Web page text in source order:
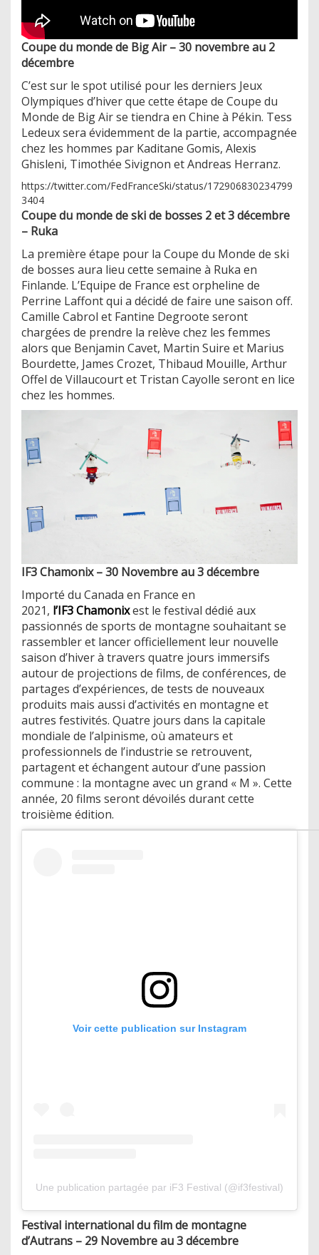
Coupe du monde de Big Air – 30 novembre au 2
décembre
C’est sur le spot utilisé pour les derniers Jeux
Olympiques d’hiver que cette étape de Coupe du
Monde de Big Air se tiendra en Chine à Pékin. Tess
Ledeux sera évidemment de la partie, accompagnée
chez les hommes par Kaditane Gomis, Alexis
Ghisleni, Timothée Sivignon et Andreas Herranz.
https://twitter.com/FedFranceSki/status/172906830234799
3404
Coupe du monde de ski de bosses 2 et 3 décembre
– Ruka
La première étape pour la Coupe du Monde de ski
de bosses aura lieu cette semaine à Ruka en
Finlande. L’Equipe de France est orpheline de
Perrine Laffont qui a décidé de faire une saison off.
Camille Cabrol et Fantine Degroote seront
chargées de prendre la relève chez les femmes
alors que Benjamin Cavet, Martin Suire et Marius
Bourdette, James Crozet, Thibaud Mouille, Arthur
Offel de Villaucourt et Tristan Cayolle seront en lice
chez les hommes.
IF3 Chamonix – 30 Novembre au 3 décembre
Importé du Canada en France en
2021, l’IF3 Chamonixest le festival dédié aux
passionnés de sports de montagne souhaitant se
rassembler et lancer officiellement leur nouvelle
saison d’hiver à travers quatre jours immersifs
autour de projections de films, de conférences, de
partages d’expériences, de tests de nouveaux
produits mais aussi d’activités en montagne et
autres festivités. Quatre jours dans la capitale
mondiale de l’alpinisme, où amateurs et
professionnels de l’industrie se retrouvent,
partagent et échangent autour d’une passion
commune : la montagne avec un grand « M ». Cette
année, 20 films seront dévoilés durant cette
troisième édition.
Voir cette publication sur Instagram
Une publication partagée par iF3 Festival (@if3festival)
Festival international du film de montagne
d’Autrans – 29 Novembre au 3 décembre